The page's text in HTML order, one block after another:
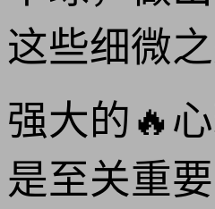
这些细微
强大的🔥
是至关重